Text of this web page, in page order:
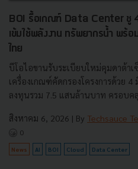
BOI รื้อเกณฑ์ Data Center ชู
เข้มใช้พลังงาน ทรัพยากรน้ำ พร้อ
ไทย
บีโอไอขานรับระเบียบใหม่คุมดาต้า
เครื่องเกณฑ์คัดกรองโครงการด้วย
ลงทุนรวม 7.5 แสนล้านบาท ครอบค
สิงหาคม 6, 2026 | By Techsauce
0
News AI BOI Cloud Data Center